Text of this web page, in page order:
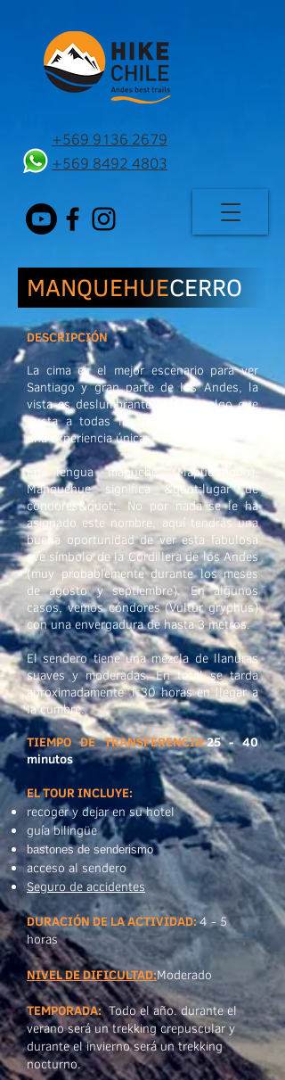
+569 9136 2679
+569 8492 4803
MANQUEHUECERRO
DESCRIPCIÓN
La cima es el mejor escenario para ver
Santiago y gran parte de los Andes, la
vista es deslumbrante, esto es algo que
gusta a todas las personas, realmente
una experiencia única.
En lengua mapuche (Mapudungun),
Manquehue significa &quot;lugar de
cóndores&quot;. No por nada se le ha
asignado este nombre, aquí tendrás una
buena oportunidad de ver esta fabulosa
ave símbolo de la Cordillera de los Andes
(muy probablemente durante los meses
de agosto y septiembre). En algunos
casos, vemos cóndores (Vultur gryphus)
con una envergadura de hasta 3 metros.
El sendero tiene una mezcla de llanuras
suaves y moderadas. En total se tarda
aproximadamente 1:30 horas en llegar a
la cumbre.
TIEMPO DE TRANSFERENCIA:25 - 40
minutos
EL TOUR INCLUYE:
recoger y dejar en su hotel
guía bilingüe
bastones de senderismo
acceso al sendero
Seguro de accidentes
DURACIÓN DE LA ACTIVIDAD:4 - 5
horas
NIVEL DE DIFICULTAD:Moderado
TEMPORADA:Todo el año. durante el
verano será un trekking crepuscular y
durante el invierno será un trekking
nocturno.